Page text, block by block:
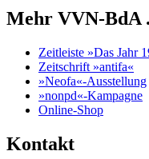
Mehr VVN-BdA
Zeitleiste »Das Jahr
Zeitschrift »antifa«
»Neofa«-Ausstellung
»nonpd«-Kampagne
Online-Shop
Kontakt